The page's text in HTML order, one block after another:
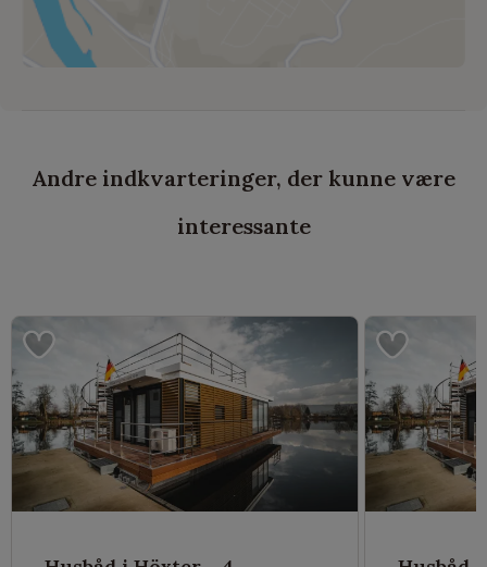
Andre indkvarteringer, der kunne være
interessante